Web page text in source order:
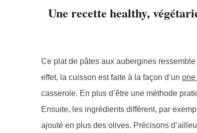
Une recette healthy,
Ce plat de pâtes aux aubergines ressemble
effet, la cuisson est faite à la façon d’un one
casserole. En plus d’être une méthode
Ensuite, les ingrédients diffèrent, par
ajouté en plus des olives. Précisons